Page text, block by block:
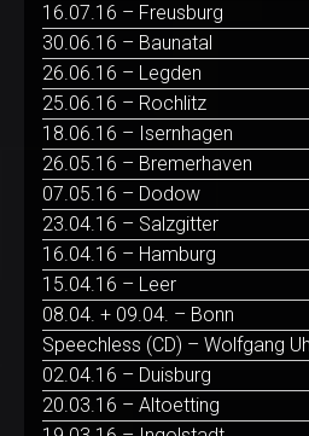
16.07.16 – Freusburg
30.06.16 – Baunatal
26.06.16 – Legden
25.06.16 – Rochlitz
18.06.16 – Isernhagen
26.05.16 – Bremerhaven
07.05.16 – Dodow
23.04.16 – Salzgitter
16.04.16 – Hamburg
15.04.16 – Leer
08.04. + 09.04. – Bonn
Speechless (CD) – Wolfgang
02.04.16 – Duisburg
20.03.16 – Altoetting